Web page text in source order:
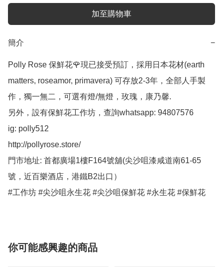
加至購物車
簡介 −
Polly Rose 保鮮花🌹現已接受預訂，採用日本花材(earth
matters, roseamor, primavera) 可存放2-3年，全部人手製
作，獨一無二，可選有燈/無燈，玫瑰，康乃馨.
另外，設有保鮮花工作坊，查詢whatsapp: 94807576
ig: polly512
http://pollyrose.store/
門市地址: 首都廣場1樓F164號舖(尖沙咀漆咸道南61-65
號，近百樂酒店，港鐵B2出口）
#工作坊 #尖沙咀永生花 #尖沙咀保鮮花 #永生花 #保鮮花
你可能感興趣的商品